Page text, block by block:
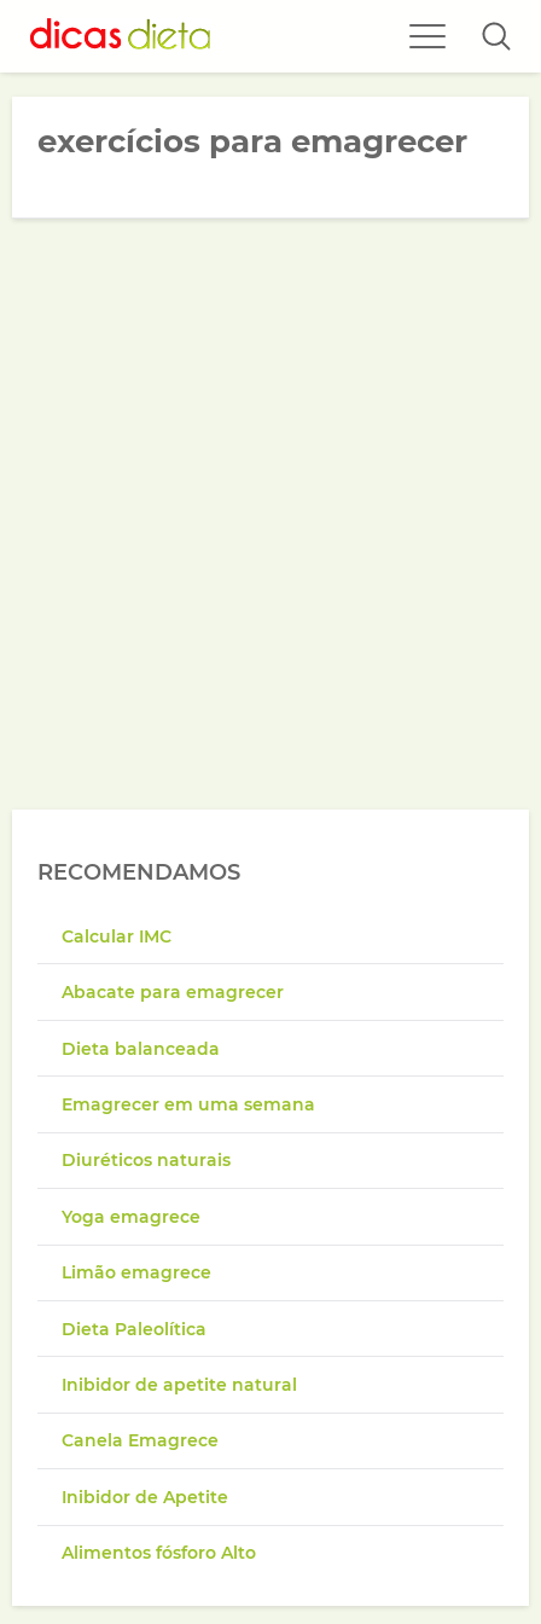
exercícios para emagrecer
RECOMENDAMOS
Calcular IMC
Abacate para emagrecer
Dieta balanceada
Emagrecer em uma semana
Diuréticos naturais
Yoga emagrece
Limão emagrece
Dieta Paleolítica
Inibidor de apetite natural
Canela Emagrece
Inibidor de Apetite
Alimentos fósforo Alto